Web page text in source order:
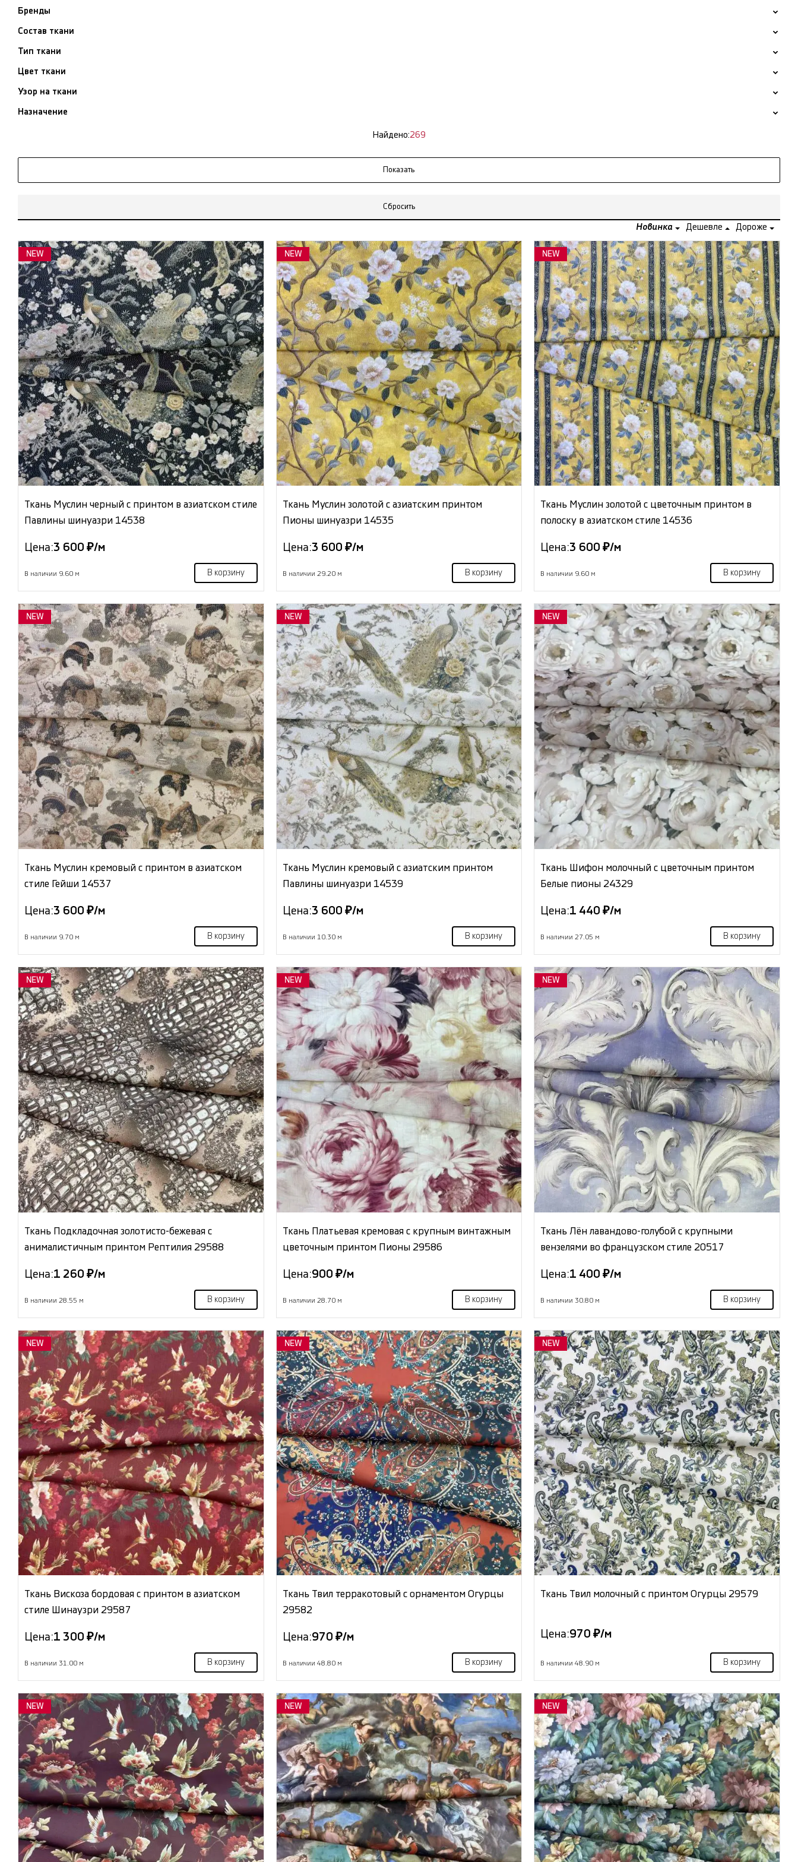
Бренды
Состав ткани
Тип ткани
Цвет ткани
Узор на ткани
Назначение
Найдено:269
Сбросить
Новинка Дешевле Дороже
NEW
Ткань Муслин черный с принтом в азиатском стиле
Павлины шинуазри 14538
Цена:3 600 ₽/м
В наличии 9.60 м В корзину
NEW
Ткань Муслин золотой с азиатским принтом
Пионы шинуазри 14535
Цена:3 600 ₽/м
В наличии 29.20 м В корзину
NEW
Ткань Муслин золотой с цветочным принтом в
полоску в азиатском стиле 14536
Цена:3 600 ₽/м
В наличии 9.60 м В корзину
NEW
Ткань Муслин кремовый с принтом в азиатском
стиле Гейши 14537
Цена:3 600 ₽/м
В наличии 9.70 м В корзину
NEW
Ткань Муслин кремовый с азиатским принтом
Павлины шинуазри 14539
Цена:3 600 ₽/м
В наличии 10.30 м В корзину
NEW
Ткань Шифон молочный с цветочным принтом
Белые пионы 24329
Цена:1 440 ₽/м
В наличии 27.05 м В корзину
NEW
Ткань Подкладочная золотисто-бежевая с
анималистичным принтом Рептилия 29588
Цена:1 260 ₽/м
В наличии 28.55 м В корзину
NEW
Ткань Платьевая кремовая с крупным винтажным
цветочным принтом Пионы 29586
Цена:900 ₽/м
В наличии 28.70 м В корзину
NEW
Ткань Лён лавандово-голубой с крупными
вензелями во французском стиле 20517
Цена:1 400 ₽/м
В наличии 30.80 м В корзину
NEW
Ткань Вискоза бордовая с принтом в азиатском
стиле Шинаузри 29587
Цена:1 300 ₽/м
В наличии 31.00 м В корзину
NEW
Ткань Твил терракотовый с орнаментом Огурцы
29582
Цена:970 ₽/м
В наличии 48.80 м В корзину
NEW
Ткань Твил молочный с принтом Огурцы 29579
Цена:970 ₽/м
В наличии 48.90 м В корзину
NEW NEW NEW